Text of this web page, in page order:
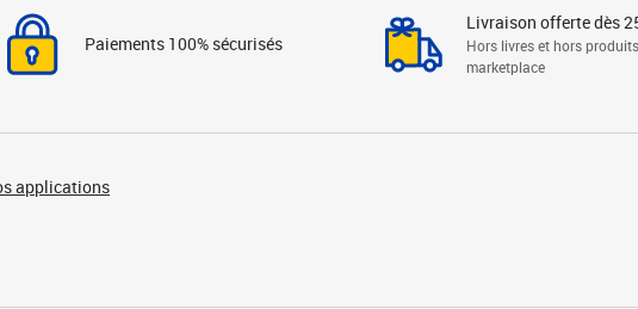
Paiements 100% sécurisés
Livraison offerte dès
Hors livres et hors produits
marketplace
applications